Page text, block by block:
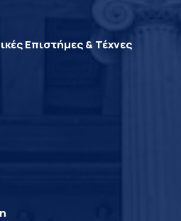
Επιστήμες & Τέχνες